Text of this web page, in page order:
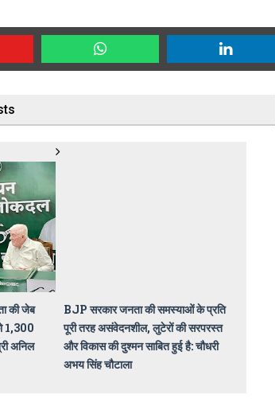
की जेब
1,300
अनिल
BJP सरकार जनता की समस्याओं के प्रति
पूरी तरह असंवेदनशील, लुटेरों की सरपरस्त
और विकास की दुश्मन साबित हुई है: चौधरी
अभय सिंह चौटाला